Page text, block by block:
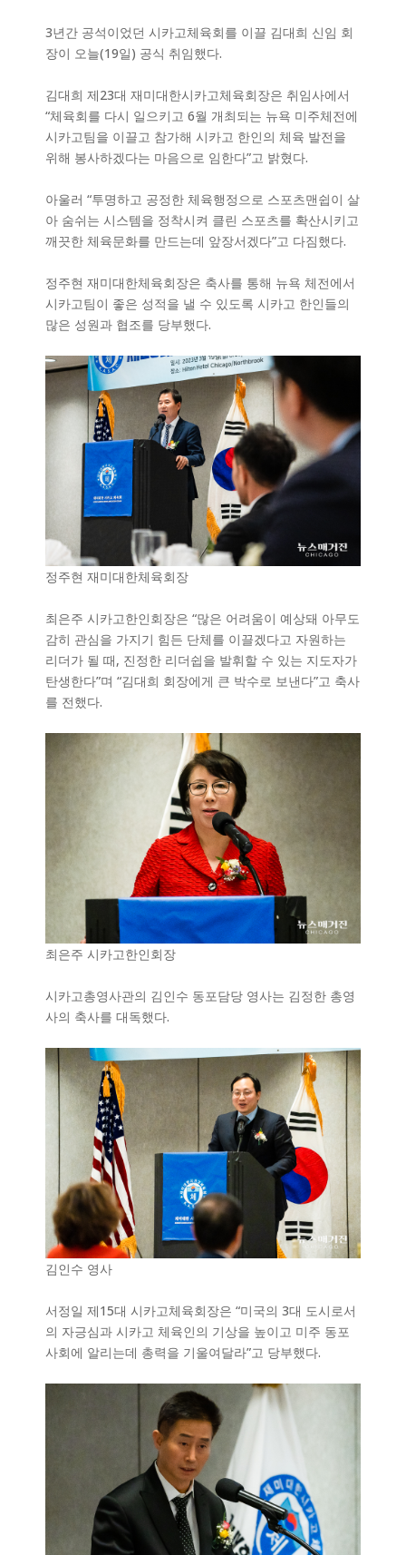
3년간 공석이었던 시카고체육회를 이끌 김대희 신임 회
장이 오늘(19일) 공식 취임했다.
김대희 제23대 재미대한시카고체육회장은 취임사에서
“체육회를 다시 일으키고 6월 개최되는 뉴욕 미주체전에
시카고팀을 이끌고 참가해 시카고 한인의 체육 발전을
위해 봉사하겠다는 마음으로 임한다”고 밝혔다.
아울러 “투명하고 공정한 체육행정으로 스포츠맨쉽이 살
아 숨쉬는 시스템을 정착시켜 클린 스포츠를 확산시키고
깨끗한 체육문화를 만드는데 앞장서겠다”고 다짐했다.
정주현 재미대한체육회장은 축사를 통해 뉴욕 체전에서
시카고팀이 좋은 성적을 낼 수 있도록 시카고 한인들의
많은 성원과 협조를 당부했다.
정주현 재미대한체육회장
최은주 시카고한인회장은 “많은 어려움이 예상돼 아무도
감히 관심을 가지기 힘든 단체를 이끌겠다고 자원하는
리더가 될 때, 진정한 리더쉽을 발휘할 수 있는 지도자가
탄생한다”며 “김대희 회장에게 큰 박수로 보낸다”고 축사
를 전했다.
최은주 시카고한인회장
시카고총영사관의 김인수 동포담당 영사는 김정한 총영
사의 축사를 대독했다.
김인수 영사
서정일 제15대 시카고체육회장은 “미국의 3대 도시로서
의 자긍심과 시카고 체육인의 기상을 높이고 미주 동포
사회에 알리는데 총력을 기울여달라”고 당부했다.